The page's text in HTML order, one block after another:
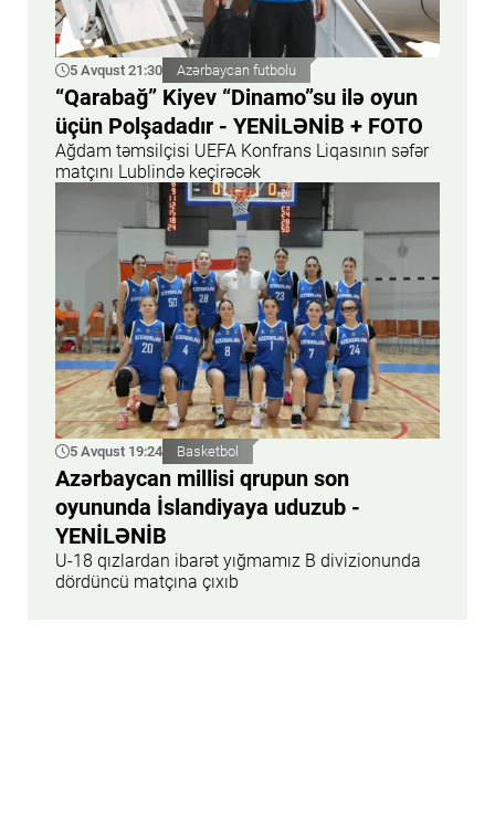
5 Avqust 21:30 Azərbaycan futbolu
“Qarabağ” Kiyev “Dinamo”su ilə oyun
üçün Polşadadır - YENİLƏNİB + FOTO
Ağdam təmsilçisi UEFA Konfrans Liqasının səfər
matçını Lublində keçirəcək
5 Avqust 19:24 Basketbol
Azərbaycan millisi qrupun son
oyununda İslandiyaya uduzub -
YENİLƏNİB
U-18 qızlardan ibarət yığmamız B divizionunda
dördüncü matçına çıxıb